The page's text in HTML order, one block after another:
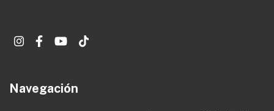
Navegación